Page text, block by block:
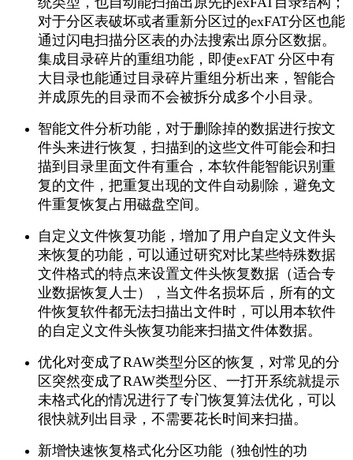
对于分区表破坏或者重新分区过的exFAT分区也能
通过闪电扫描分区表的办法搜索出原分区数据。
集成目录碎片的重组功能，即使exFAT 分区中有
大目录也能通过目录碎片重组分析出来，智能合
并成原先的目录而不会被拆分成多个小目录。
智能文件分析功能，对于删除掉的数据进行按文
件头来进行恢复，扫描到的这些文件可能会和扫
描到目录里面文件有重合，本软件能智能识别重
复的文件，把重复出现的文件自动剔除，避免文
件重复恢复占用磁盘空间。
自定义文件恢复功能，增加了用户自定义文件头
来恢复的功能，可以通过研究对比某些特殊数据
文件格式的特点来设置文件头恢复数据（适合专
业数据恢复人士），当文件名损坏后，所有的文
件恢复软件都无法扫描出文件时，可以用本软件
的自定义文件头恢复功能来扫描文件体数据。
优化对变成了RAW类型分区的恢复，对常见的分
区突然变成了RAW类型分区、一打开系统就提示
未格式化的情况进行了专门恢复算法优化，可以
很快就列出目录，不需要花长时间来扫描。
新增快速恢复格式化分区功能（独创性的功